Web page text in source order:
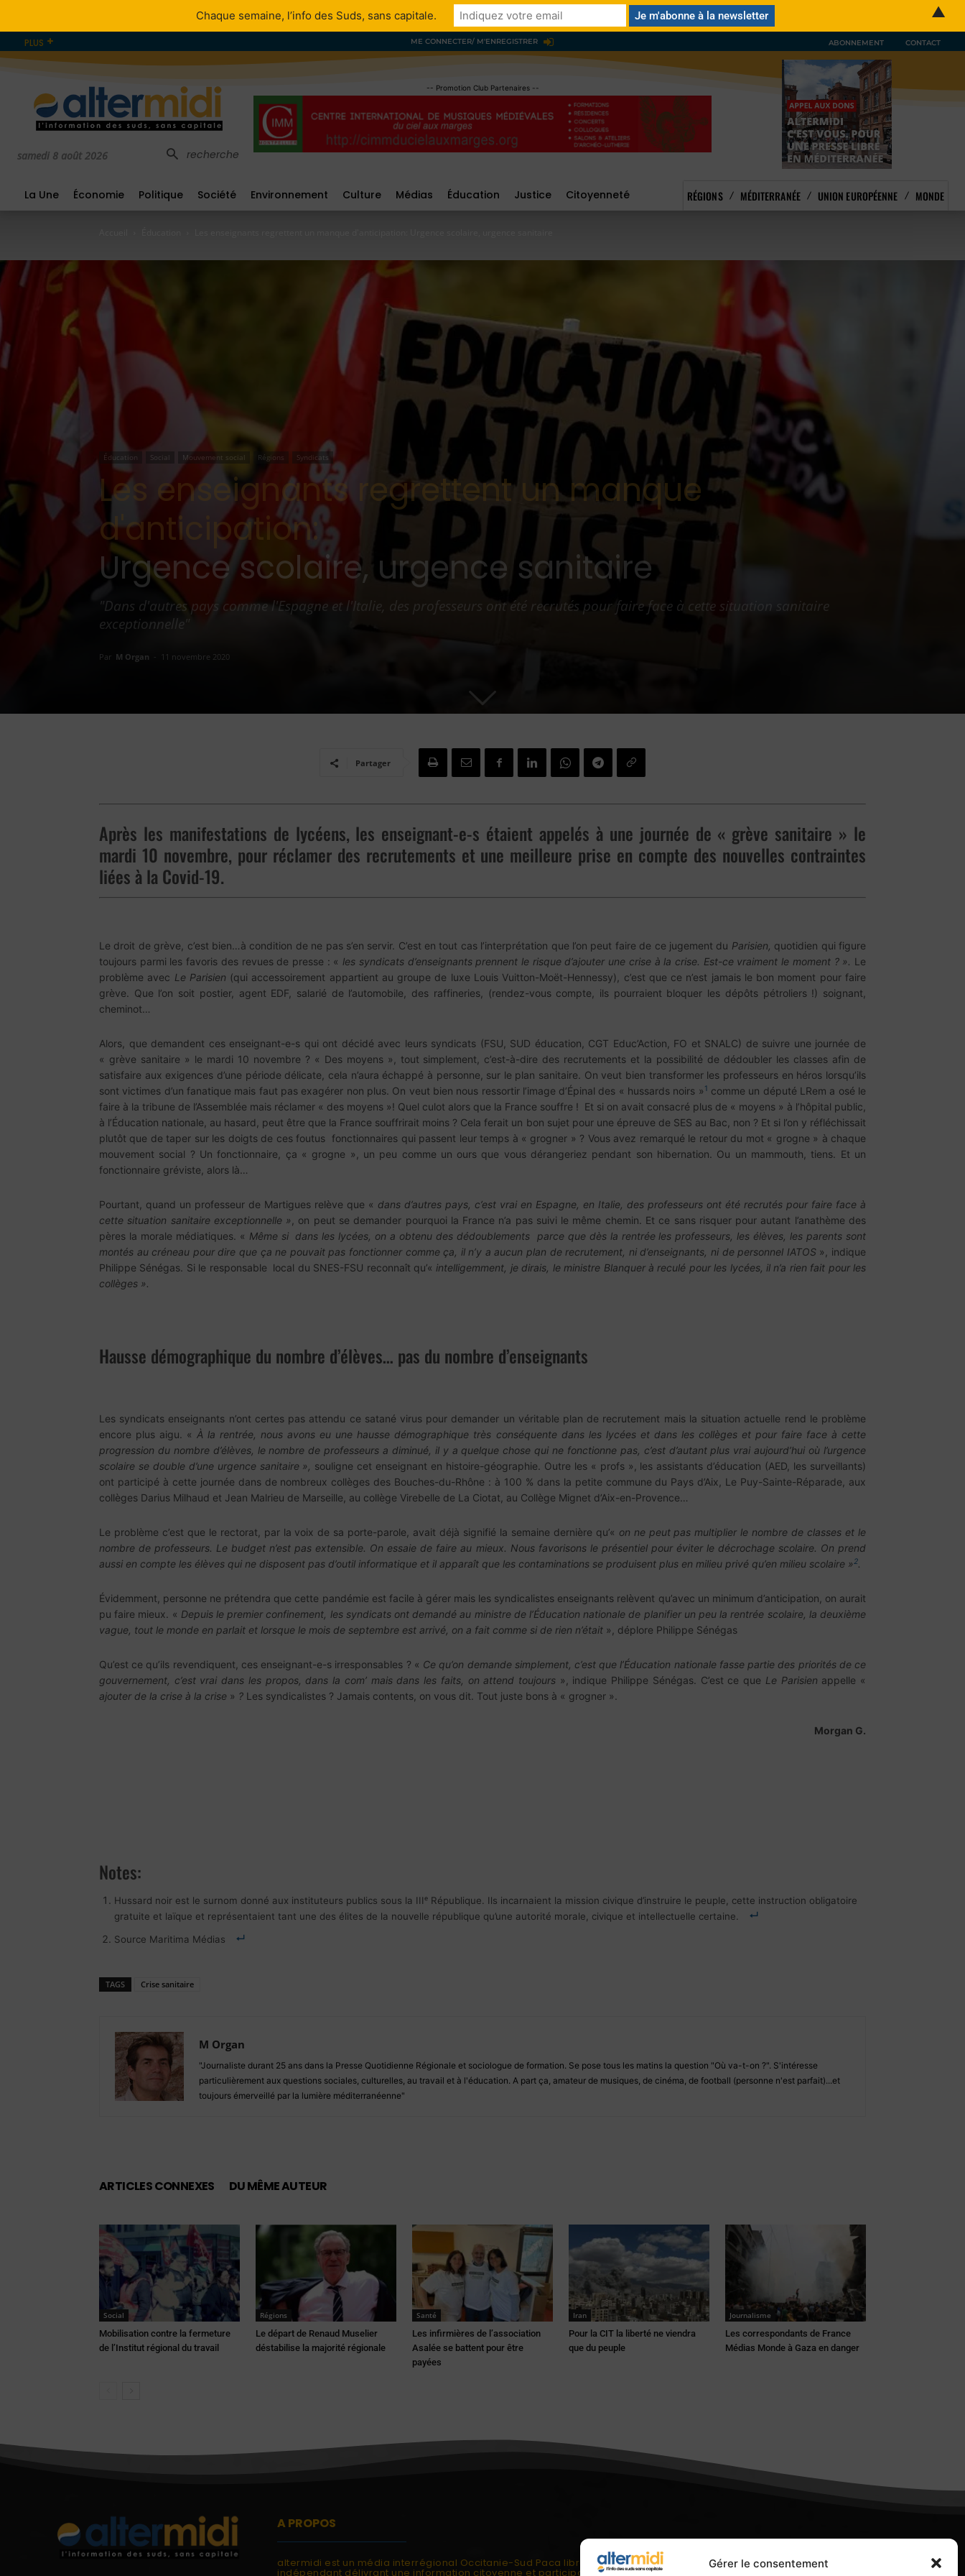
Gérer le consentement
PLUS ME CONNECTER/ M'ENREGISTRER ABONNEMENT CONTACT
samedi 8 août 2026 recherche
-- Promotion Club Partenaires --
La Une Économie Politique Société Environnement Culture Médias Éducation Justice Citoyenneté RÉGIONS MÉDITERRANÉE UNION EUROPÉENNE MONDE
Éducation Social Mouvement social Régions Syndicats
Les enseignants regrettent un manque
d'anticipation:
Urgence scolaire, urgence sanitaire
"Dans d'autres pays comme l'Espagne et l'Italie, des professeurs ont été recrutés pour faire face à cette situation sanitaire
exceptionnelle"
Par M Organ - 11 novembre 2020
Partager
Après les manifestations de lycéens, les enseignant-e-s étaient appelés à une journée de « grève sanitaire » le
mardi 10 novembre, pour réclamer des recrutements et une meilleure prise en compte des nouvelles contraintes
liées à la Covid-19.
Le droit de grève, c’est bien…à condition de ne pas s’en servir. C’est en tout cas l’interprétation que l’on peut faire de ce jugement du Parisien, quotidien qui figure
toujours parmi les favoris des revues de presse : « les syndicats d’enseignants prennent le risque d’ajouter une crise à la crise. Est-ce vraiment le moment ? ». Le
problème avec Le Parisien (qui accessoirement appartient au groupe de luxe Louis Vuitton-Moët-Hennessy), c’est que ce n’est jamais le bon moment pour faire
grève. Que l’on soit postier, agent EDF, salarié de l’automobile, des raffineries, (rendez-vous compte, ils pourraient bloquer les dépôts pétroliers !) soignant,
cheminot…
Alors, que demandent ces enseignant-e-s qui ont décidé avec leurs syndicats (FSU, SUD éducation, CGT Educ’Action, FO et SNALC) de suivre une journée de
« grève sanitaire » le mardi 10 novembre ? « Des moyens », tout simplement, c’est-à-dire des recrutements et la possibilité de dédoubler les classes afin de
satisfaire aux exigences d’une période délicate, cela n’aura échappé à personne, sur le plan sanitaire. On veut bien transformer les professeurs en héros lorsqu’ils
sont victimes d’un fanatique mais faut pas exagérer non plus. On veut bien nous ressortir l’image d’Épinal des « hussards noirs » 1 comme un député LRem a osé le
faire à la tribune de l’Assemblée mais réclamer « des moyens »! Quel culot alors que la France souffre ! Et si on avait consacré plus de « moyens » à l’hôpital public,
à l’Éducation nationale, au hasard, peut être que la France souffrirait moins ? Cela ferait un bon sujet pour une épreuve de SES au Bac, non ? Et si l’on y réfléchissait
plutôt que de taper sur les doigts de ces foutus fonctionnaires qui passent leur temps à « grogner » ? Vous avez remarqué le retour du mot « grogne » à chaque
mouvement social ? Un fonctionnaire, ça « grogne », un peu comme un ours que vous dérangeriez pendant son hibernation. Ou un mammouth, tiens. Et un
fonctionnaire gréviste, alors là…
Pourtant, quand un professeur de Martigues relève que « dans d’autres pays, c’est vrai en Espagne, en Italie, des professeurs ont été recrutés pour faire face à
cette situation sanitaire exceptionnelle »
, on peut se demander pourquoi la France n’a pas suivi le même chemin. Et ce sans risquer pour autant l’anathème des
pères la morale médiatiques. « Même si dans les lycées, on a obtenu des dédoublements parce que dès la rentrée les professeurs, les élèves, les parents sont
montés au créneau pour dire que ça ne pouvait pas fonctionner comme ça, il n’y a aucun plan de recrutement, ni d’enseignants, ni de personnel IATOS », indique
Philippe Sénégas. Si le responsable local du SNES-FSU reconnaît qu’« intelligemment, je dirais, le ministre Blanquer à reculé pour les lycées, il n’a rien fait pour les
collèges ».
Hausse démographique du nombre d’élèves… pas du nombre d’enseignants
Les syndicats enseignants n’ont certes pas attendu ce satané virus pour demander un véritable plan de recrutement mais la situation actuelle rend le problème
encore plus aigu. «À la rentrée, nous avons eu une hausse démographique très conséquente dans les lycées et dans les collèges et pour faire face à cette
progression du nombre d’élèves, le nombre de professeurs a diminué, il y a quelque chose qui ne fonctionne pas, c’est d’autant plus vrai aujourd’hui où l’urgence
scolaire se double d’une urgence sanitaire », souligne cet enseignant en histoire-géographie. Outre les « profs », les assistants d’éducation (AED, les surveillants)
ont participé à cette journée dans de nombreux collèges des Bouches-du-Rhône : à 100 % dans la petite commune du Pays d’Aix, Le Puy-Sainte-Réparade, aux
collèges Darius Milhaud et Jean Malrieu de Marseille, au collège Virebelle de La Ciotat, au Collège Mignet d’Aix-en-Provence…
Le problème c’est que le rectorat, par la voix de sa porte-parole, avait déjà signifié la semaine dernière qu’« on ne peut pas multiplier le nombre de classes et le
nombre de professeurs. Le budget n’est pas extensible. On essaie de faire au mieux. Nous favorisons le présentiel pour éviter le décrochage scolaire. On prend
aussi en compte les élèves qui ne disposent pas d’outil informatique et il apparaît que les contaminations se produisent plus en milieu privé qu’en milieu scolaire »2.
Évidemment, personne ne prétendra que cette pandémie est facile à gérer mais les syndicalistes enseignants relèvent qu’avec un minimum d’anticipation, on aurait
pu faire mieux. « Depuis le premier confinement, les syndicats ont demandé au ministre de l’Éducation nationale de planifier un peu la rentrée scolaire, la deuxième
vague, tout le monde en parlait et lorsque le mois de septembre est arrivé, on a fait comme si de rien n’était », déplore Philippe Sénégas
Qu’est ce qu’ils revendiquent, ces enseignant-e-s irresponsables ? « Ce qu’on demande simplement, c’est que l’Éducation nationale fasse partie des priorités de ce
gouvernement, c’est vrai dans les propos, dans la com’ mais dans les faits, on attend toujours », indique Philippe Sénégas. C’est ce que Le Parisien appelle «
ajouter de la crise à la crise » ? Les syndicalistes ? Jamais contents, on vous dit. Tout juste bons à « grogner ».
Morgan G.
Notes:
Hussard noir est le surnom donné aux instituteurs publics sous la IIIᵉ République. Ils incarnaient la mission civique d’instruire le peuple, cette instruction obligatoire
gratuite et laïque et représentaient tant une des élites de la nouvelle république qu’une autorité morale, civique et intellectuelle certaine.
Source Maritima Médias
TAGS Crise sanitaire
M Organ
"Journaliste durant 25 ans dans la Presse Quotidienne Régionale et sociologue de formation. Se pose tous les matins la question "Où va-t-on ?". S'intéresse
particulièrement aux questions sociales, culturelles, au travail et à l'éducation. A part ça, amateur de musiques, de cinéma, de football (personne n'est parfait)...et
toujours émerveillé par la lumière méditerranéenne"
ARTICLES CONNEXES DU MÊME AUTEUR
Social
Mobilisation contre la fermeture
de l’Institut régional du travail
Régions
Le départ de Renaud Muselier
déstabilise la majorité régionale
Santé
Les infirmières de l’association
Asalée se battent pour être
payées
Iran
Pour la CIT la liberté ne viendra
que du peuple
Journalisme
Les correspondants de France
Médias Monde à Gaza en danger
A PROPOS
altermidi est un média interrégional Occitanie-Sud Paca libre et
indépendant délivrant une information citoyenne et participative.
Chaque semaine, l’info des Suds, sans capitale. ▲